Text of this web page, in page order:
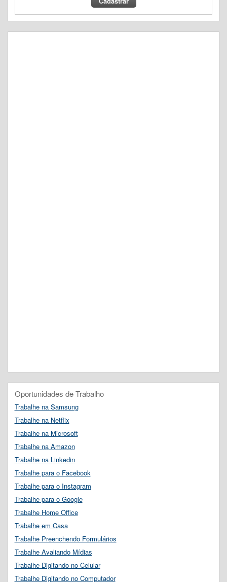
Oportunidades de Trabalho
Trabalhe na Samsung
Trabalhe na Netflix
Trabalhe na Microsoft
Trabalhe na Amazon
Trabalhe na Linkedin
Trabalhe para o Facebook
Trabalhe para o Instagram
Trabalhe para o Google
Trabalhe Home Office
Trabalhe em Casa
Trabalhe Preenchendo Formulários
Trabalhe Avaliando Mídias
Trabalhe Digitando no Celular
Trabalhe Digitando no Computador